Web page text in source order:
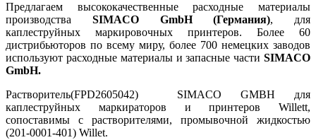
Предлагаем высококачественные расходные материалы
производства SIMACO GmbH (Германия), для
каплеструйных маркировочных принтеров. Более 60
дистрибьюторов по всему миру, более 700 немецких заводов
используют расходные материалы и запасные части SIMACO
GmbH.
Растворитель(FPD2605042) SIMACO GMBH для
каплеструйных маркираторов и принтеров Willett,
сопоставимы с растворителями, промывочной жидкостью
(201-0001-401) Willet.